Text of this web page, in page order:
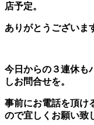
店予定。
ありがとうございま
今日からの３連休も
しお問合せを。
事前にお電話を頂け
ので宜しくお願い致